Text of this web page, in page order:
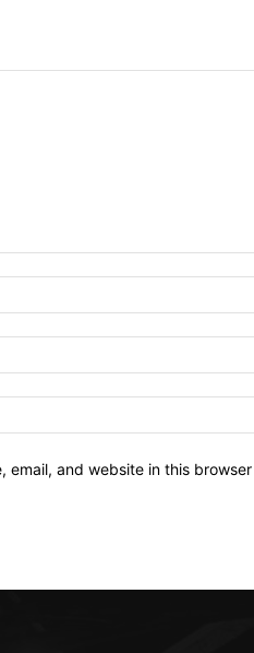
email, and website in this